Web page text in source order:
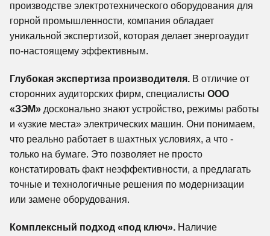
производстве электротехнического оборудования для
горной промышленности, компания обладает
уникальной экспертизой, которая делает энергоаудит
по-настоящему эффективным.
Глубокая экспертиза производителя. В отличие от
сторонних аудиторских фирм, специалисты ООО
«ЗЭМ» досконально знают устройство, режимы работы
и «узкие места» электрических машин. Они понимаем,
что реально работает в шахтных условиях, а что -
только на бумаге. Это позволяет не просто
констатировать факт неэффективности, а предлагать
точные и технологичные решения по модернизации
или замене оборудования.
Комплексный подход «под ключ». Наличие